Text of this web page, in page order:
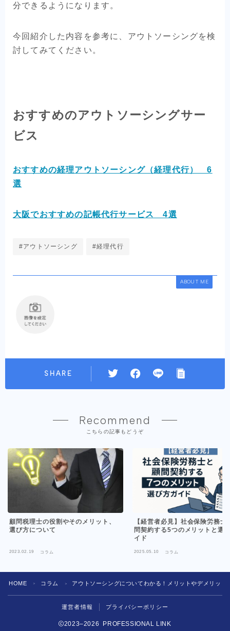
分できるようになります。
今回紹介した内容を参考に、アウトソーシングを検
討してみてください。
おすすめのアウトソーシングサー
ビス
おすすめの経理アウトソーシング（経理代行） 6
選
大阪でおすすめの記帳代行サービス 4選
#アウトソーシング #経理代行
ABOUT ME
SHARE
Recommend
こちらの記事もどうぞ
顧問税理士の役割やそのメリット、
選び方について
2023.02.19 コラム
【経営者必見】社会保険労務士
問契約する5つのメリットと選
イド
2025.05.10 コラム
HOME ＞ コラム ＞ アウトソーシングについてわかる！メリットやデメリット
運営者情報 プライバシーポリシー
2023–2026 PROFESSIONAL LINK